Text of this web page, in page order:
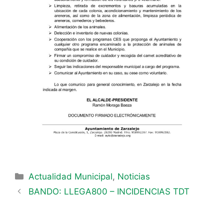
Actualidad Municipal, Noticias
BANDO: LLEGA800 – INCIDENCIAS TDT